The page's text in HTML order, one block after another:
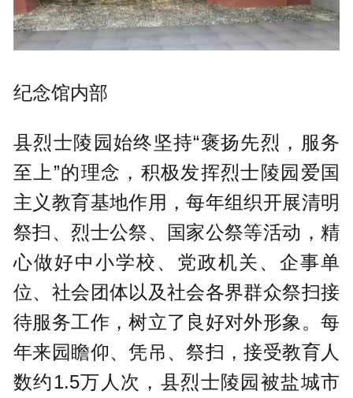
纪念馆内部
县烈士陵园始终坚持“褒扬先烈，服务
至上”的理念，积极发挥烈士陵园爱国
主义教育基地作用，每年组织开展清明
祭扫、烈士公祭、国家公祭等活动，精
心做好中小学校、党政机关、企事单
位、社会团体以及社会各界群众祭扫接
待服务工作，树立了良好对外形象。每
年来园瞻仰、凭吊、祭扫，接受教育人
数约1.5万人次，县烈士陵园被盐城市